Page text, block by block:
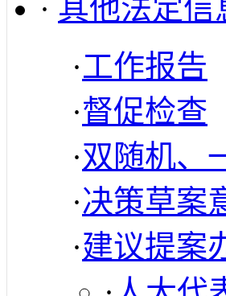
· 其他法定信
·工作报告
·督促检查
·双随机、
·决策草案
·建议提案